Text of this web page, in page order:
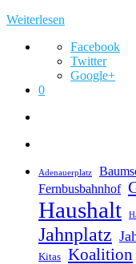
Weiterlesen
Facebook
Twitter
Google+
0
Adenauerplatz
Fernbusbahnhof
Haushalt
Jahnplatz
Kitas Koalition